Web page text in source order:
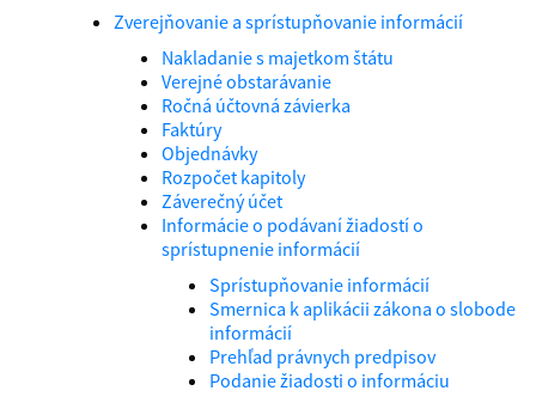
Zverejňovanie a sprístupňovanie informácií
Nakladanie s majetkom štátu
Verejné obstarávanie
Ročná účtovná závierka
Faktúry
Objednávky
Rozpočet kapitoly
Záverečný účet
Informácie o podávaní žiadostí o
sprístupnenie informácií
Sprístupňovanie informácií
Smernica k aplikácii zákona o slobode
informácií
Prehľad právnych predpisov
Podanie žiadosti o informáciu